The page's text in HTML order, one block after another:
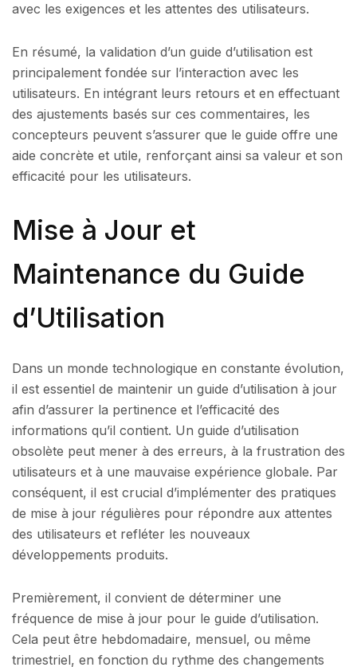
avec les exigences et les attentes des utilisateurs.
En résumé, la validation d’un guide d’utilisation est
principalement fondée sur l’interaction avec les
utilisateurs. En intégrant leurs retours et en effectuant
des ajustements basés sur ces commentaires, les
concepteurs peuvent s’assurer que le guide offre une
aide concrète et utile, renforçant ainsi sa valeur et son
efficacité pour les utilisateurs.
Mise à Jour et
Maintenance du Guide
d’Utilisation
Dans un monde technologique en constante évolution,
il est essentiel de maintenir un guide d’utilisation à jour
afin d’assurer la pertinence et l’efficacité des
informations qu’il contient. Un guide d’utilisation
obsolète peut mener à des erreurs, à la frustration des
utilisateurs et à une mauvaise expérience globale. Par
conséquent, il est crucial d’implémenter des pratiques
de mise à jour régulières pour répondre aux attentes
des utilisateurs et refléter les nouveaux
développements produits.
Premièrement, il convient de déterminer une
fréquence de mise à jour pour le guide d’utilisation.
Cela peut être hebdomadaire, mensuel, ou même
trimestriel, en fonction du rythme des changements